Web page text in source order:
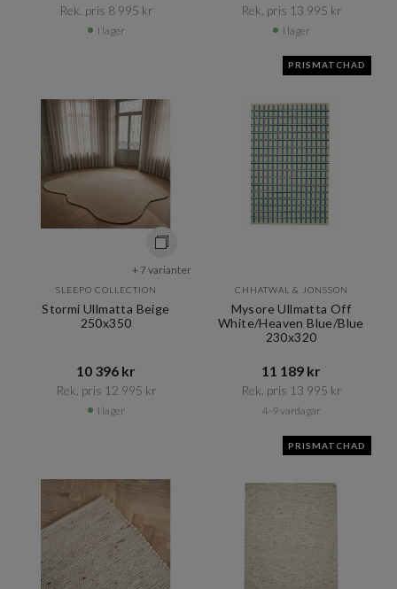
Rek. pris 8 995 kr​​
I lager
Rek. pris 13 995 kr​​
I lager
+ 7 varianter
SLEEPO COLLECTION
Stormi Ullmatta Beige
250x350
10 396 kr​​
Rek. pris 12 995 kr​​
I lager
PRISMATCHAD
CHHATWAL & JONSSON
Mysore Ullmatta Off
White/Heaven Blue/Blue
230x320
11 189 kr​​
Rek. pris 13 995 kr​​
4-9 vardagar
PRISMATCHAD